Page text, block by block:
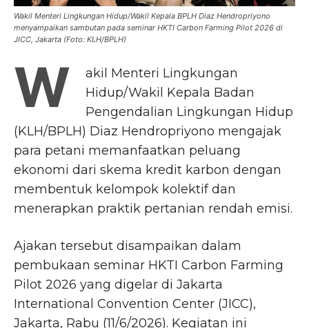
Wakil Menteri Lingkungan Hidup/Wakil Kepala BPLH Diaz Hendropriyono
menyampaikan sambutan pada seminar HKTI Carbon Farming Pilot 2026 di
JICC, Jakarta (Foto: KLH/BPLH)
W
akil Menteri Lingkungan
Hidup/Wakil Kepala Badan
Pengendalian Lingkungan Hidup
(KLH/BPLH) Diaz Hendropriyono mengajak
para petani memanfaatkan peluang
ekonomi dari skema kredit karbon dengan
membentuk kelompok kolektif dan
menerapkan praktik pertanian rendah emisi.
Ajakan tersebut disampaikan dalam
pembukaan seminar HKTI Carbon Farming
Pilot 2026 yang digelar di Jakarta
International Convention Center (JICC),
Jakarta, Rabu (11/6/2026). Kegiatan ini